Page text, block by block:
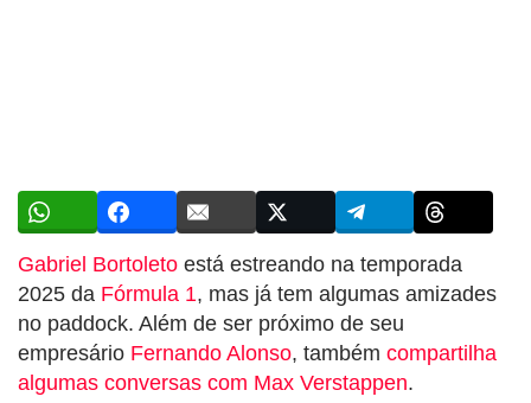
Gabriel Bortoleto está estreando na temporada
2025 da Fórmula 1, mas já tem algumas amizades
no paddock. Além de ser próximo de seu
empresário Fernando Alonso, também compartilha
algumas conversas com Max Verstappen.